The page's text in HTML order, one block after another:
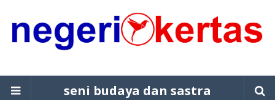
seni budaya dan sastra